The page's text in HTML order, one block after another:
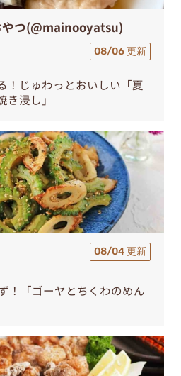
やつ(@mainooyatsu)
08/06 更新
！じゅわっとおいしい「夏
浸し」
08/04 更新
！「ゴーヤとちくわのめん